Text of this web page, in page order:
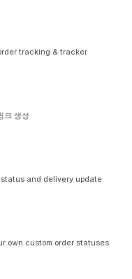
tracking & tracker
크 생성
and delivery update
own custom order statuses